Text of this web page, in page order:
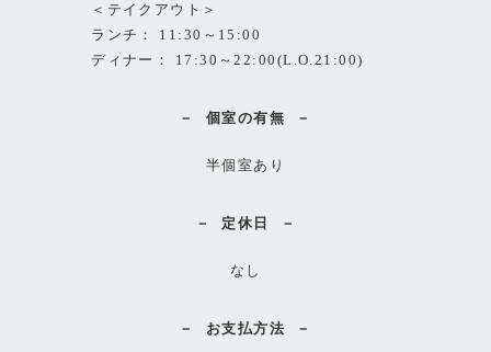
＜テイクアウト＞
ランチ： 11:30～15:00
ディナー： 17:30～22:00(L.O.21:00)
個室の有無
半個室あり
定休日
なし
お支払方法